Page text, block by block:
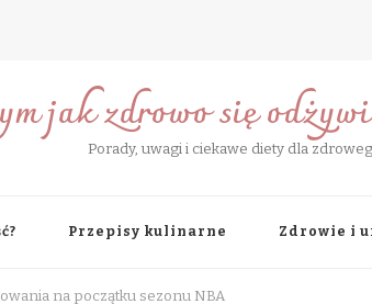
jak zdrowo się
Porady, uwagi i ciekawe diety dla
Przepisy kulinarne Zdrowie i
na początku sezonu NBA